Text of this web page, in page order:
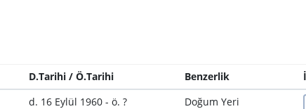
D.Tarihi / Ö.Tarihi Benzerlik
d. 16 Eylül 1960 - ö. ? Doğum Yeri